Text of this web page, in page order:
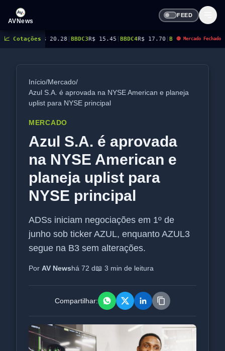
AVNews
FEED
📈 Cotações
R$ 20.28|BBDC3 R$ 15.45|BBDC4 R$ 17.70|BBSE3 R$ 40.96 |BEES3R$ 8.77
🔴 Mercado Fechado
Início/Mercado/
Azul S.A. é aprovada na NYSE American e planeja
uplist para NYSE principal
MERCADO
Azul S.A. é aprovada
na NYSE American e
planeja uplist para
NYSE principal
ADSs iniciam negociações em 1º de
junho sob ticker AZUL, enquanto AZUL3
segue na B3 sem alterações.
Por AV Newshá 72 d📖 3 min de leitura
Compartilhar: